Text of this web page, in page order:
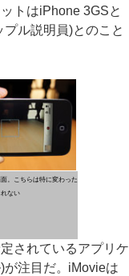
トはiPhone 3GSと
ル説明員)とのこと
。こちらは特に変わった
ない
されているアプリケ
注目だ。iMovieは